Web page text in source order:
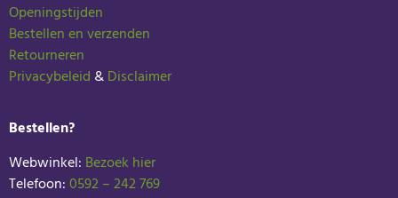
Openingstijden
Bestellen en verzenden
Retourneren
Privacybeleid &Disclaimer
Bestellen?
Webwinkel: Bezoek hier
Telefoon:0592 – 242 769